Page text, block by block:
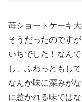
苺ショートケーキ
そうだったのです
いちでした！なん
し、ふわっともし
なんか味に深みが
に惹かれる味では